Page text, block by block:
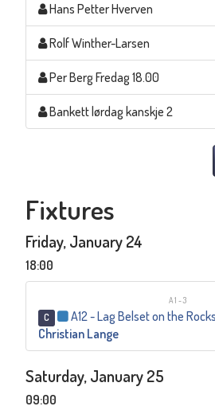
Hans Petter Hverven
Rolf Winther-Larsen
Per Berg Fredag 18.00
Bankett lørdag kanskje 2
Fixtures
Friday, January 24
18:00
A1-3
C A12 - Lag Belset on the
Christian Lange
Saturday, January 25
09:00